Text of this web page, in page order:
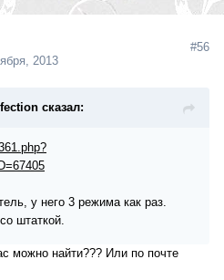
2013
#56
сказал:
у него 3 режима как раз.
штаткой.
можно найти??? Или по почте